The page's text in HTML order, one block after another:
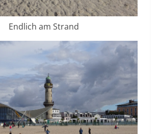
Endlich am Strand